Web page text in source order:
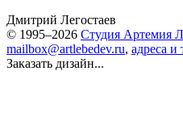
Дмитрий Легостаев
© 1995–2026 Студия Артемия
mailbox@artlebedev.ru, адреса и
Заказать дизайн...